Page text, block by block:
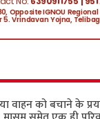
वाहन को बचाने के